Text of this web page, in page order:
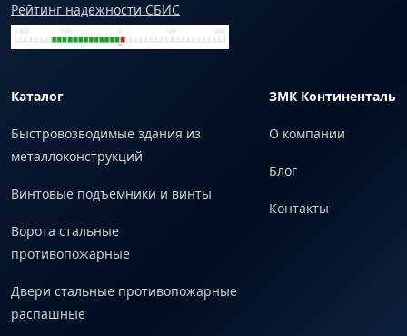
Рейтинг надёжности СБИС
Каталог
Быстровозводимые здания из
металлоконструкций
Винтовые подъемники и винты
Ворота стальные
противопожарные
Двери стальные противопожарные
распашные
ЗМК Континенталь
О компании
Блог
Контакты